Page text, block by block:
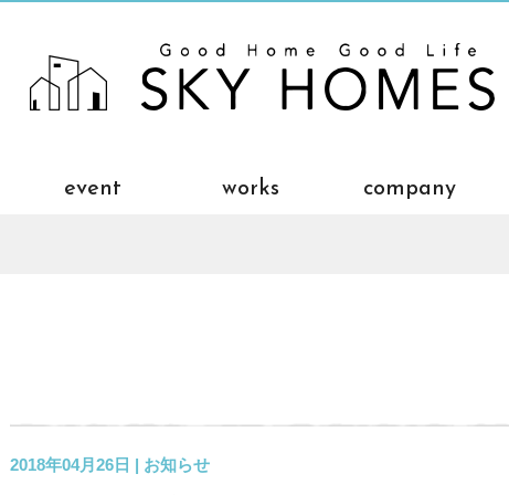
event works company
2018年04月26日 | お知らせ